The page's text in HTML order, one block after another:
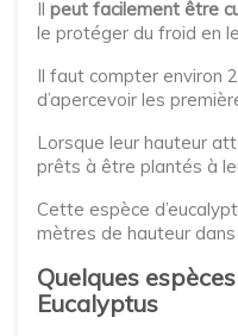
Il peut facilement être
le protéger du froid en
Il faut compter environ
d’apercevoir les
Lorsque leur hauteur
prêts à être plantés à
Cette espèce
mètres de hauteur
Quelques
Eucalyptus